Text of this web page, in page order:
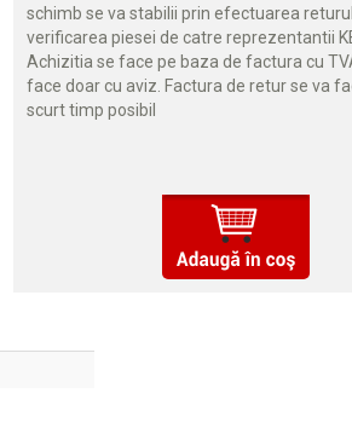
schimb se va stabilii prin efectuarea
verificarea piesei de catre reprezentantii
Achizitia se face pe baza de factura cu
face doar cu aviz. Factura de retur se va
scurt timp posibil